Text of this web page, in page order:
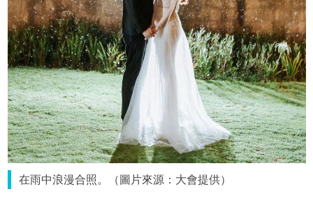
在雨中浪漫合照。（圖片來源：大會提供）